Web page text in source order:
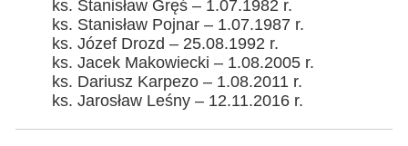
ks. Stanisław Gręś – 1.07.1982 r.
ks. Stanisław Pojnar – 1.07.1987 r.
ks. Józef Drozd – 25.08.1992 r.
ks. Jacek Makowiecki – 1.08.2005 r.
ks. Dariusz Karpezo – 1.08.2011 r.
ks. Jarosław Leśny – 12.11.2016 r.